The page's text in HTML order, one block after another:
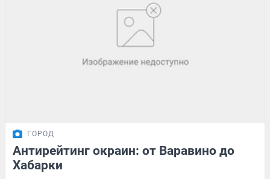
ГОРОД
Антирейтинг окраин: от Варавино до
Хабарки